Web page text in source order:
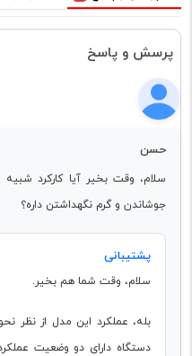
پرسش و پاسخ
حسن
سلام، وقت بخیر آیا کارکرد
جوشاندن و گرم نگهداشتن داره؟
پشتیبانی
سلام، وقت شما هم بخیر.
بله، عملکرد این مدل از نظر
دستگاه دارای دو وضعیت